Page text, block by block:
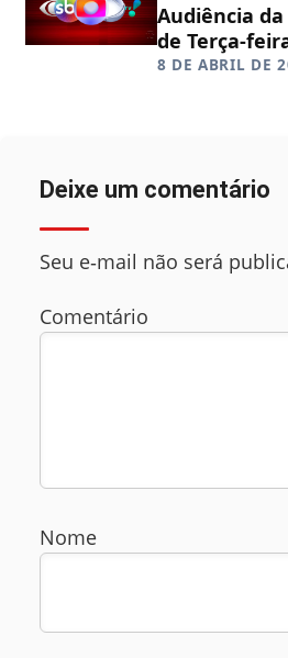
Audiência da
de Terça-
8 DE ABRIL DE
Deixe um comentário
Seu e‑mail não será
Comentário
Nome